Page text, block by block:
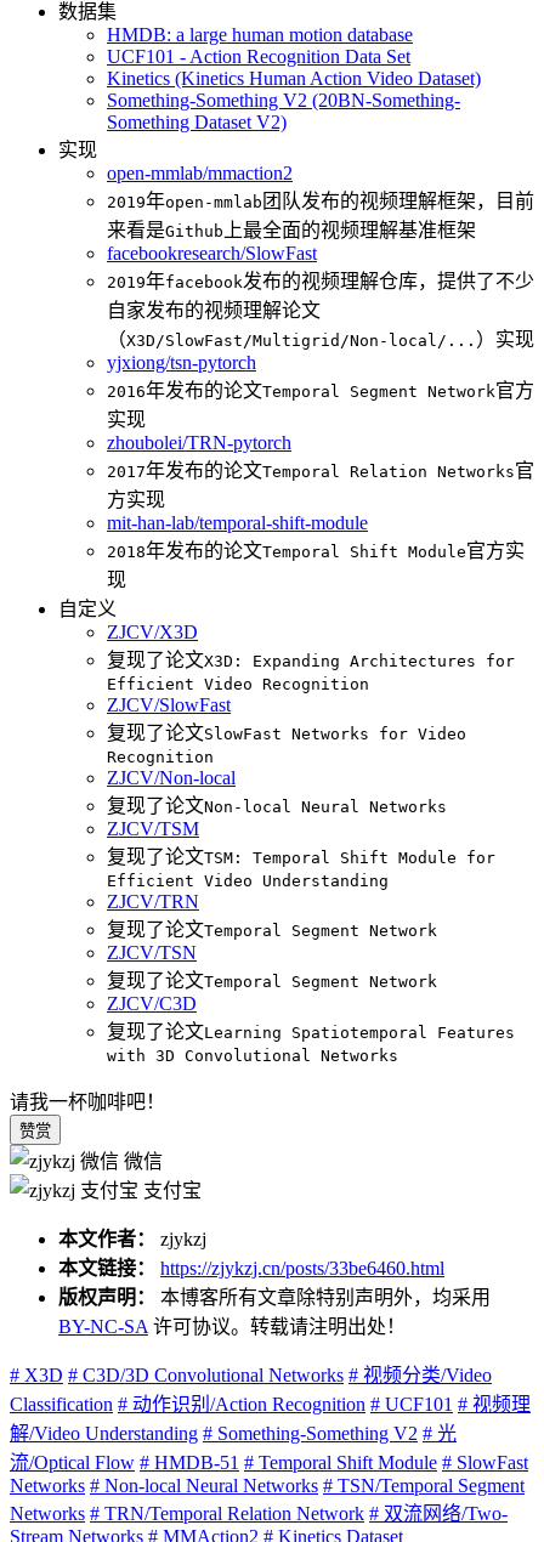
数据集
HMDB: a large human motion database
UCF101 - Action Recognition Data Set
Kinetics (Kinetics Human Action Video Dataset)
Something-Something V2 (20BN-Something-
Something Dataset V2)
实现
open-mmlab/mmaction2
2019年open-mmlab 团队发布的视频理解框架，目前
来看是Github 上最全面的视频理解基准框架
facebookresearch/SlowFast
2019年facebook发布的视频理解仓库，提供了不少
自家发布的视频理解论文
（X3D/SlowFast/Multigrid/Non-local/... ）实现
yjxiong/tsn-pytorch
2016年发布的论文Temporal Segment Network官方
实现
zhoubolei/TRN-pytorch
2017年发布的论文Temporal Relation Networks官
方实现
mit-han-lab/temporal-shift-module
2018年发布的论文Temporal Shift Module官方实
现
自定义
ZJCV/X3D
复现了论文X3D: Expanding Architectures for
Efficient Video Recognition
ZJCV/SlowFast
复现了论文SlowFast Networks for Video
Recognition
ZJCV/Non-local
复现了论文Non-local Neural Networks
ZJCV/TSM
复现了论文TSM: Temporal Shift Module for
Efficient Video Understanding
ZJCV/TRN
复现了论文Temporal Segment Network
ZJCV/TSN
复现了论文Temporal Segment Network
ZJCV/C3D
复现了论文Learning Spatiotemporal Features
with 3D Convolutional Networks
请我一杯咖啡吧！
赞赏
微信
支付宝
本文作者： zjykzj
本文链接：
https://zjykzj.cn/posts/33be6460.html
版权声明： 本博客所有文章除特别声明外，均采用
BY-NC-SA 许可协议。转载请注明出处！
# X3D # C3D/3D Convolutional Networks # 视频分类/Video
Classification # 动作识别/Action Recognition # UCF101 # 视频理
解/Video Understanding # Something-Something V2 # 光
流/Optical Flow # HMDB-51 # Temporal Shift Module # SlowFast
Networks # Non-local Neural Networks # TSN/Temporal Segment
Networks # TRN/Temporal Relation Network # 双流网络/Two-
Stream Networks # MMAction2 # Kinetics Dataset